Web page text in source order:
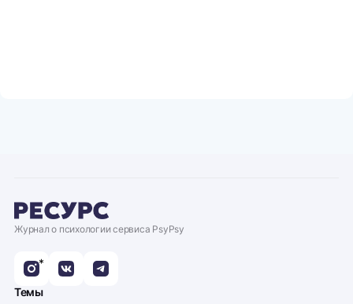
Журнал о психологии сервиса PsyPsy
*
Темы